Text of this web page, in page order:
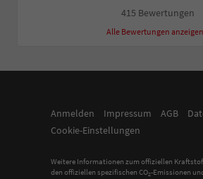
415 Bewertungen
Alle Bewertungen
Anmelden Impressum AGB
Cookie-Einstellungen
Weitere Informationen zum offiziellen
den offiziellen spezifischen CO2-Emissionen